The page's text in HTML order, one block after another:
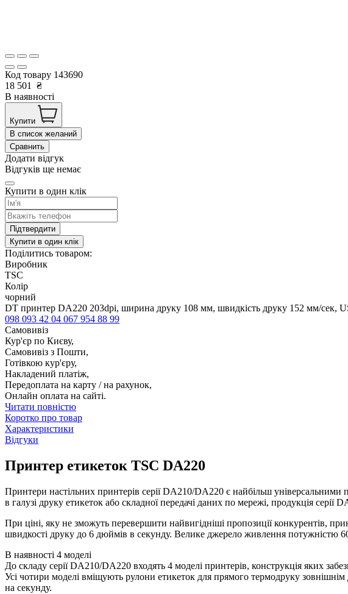
Код товару 143690
18 501
₴
В наявності
Купити
В список желаний
Сравнить
Додати відгук
Відгуків ще немає
Купити в один клік
Підтвердити
Купити в один клік
Поділитись товаром:
Виробник
TSC
Колір
чорний
DT принтер DA220 203dpi, ширина друку 108 мм, швидкість друку 152 мм/сек,
098 093 42 04 067 954 88 99
Самовивіз
Кур'єр по Києву,
Самовивіз з Пошти,
Готівкою кур'єру,
Накладений платіж,
Передоплата на карту / на рахунок,
Онлайн оплата на сайті.
Читати повністю
Коротко про товар
Характеристики
Відгуки
Принтер етикеток TSC DA220
Принтери настільних принтерів серії DA210/DA220 є найбільш
в галузі друку етикеток або складної передачі даних по мережі, продукція
При ціні, яку не зможуть перевершити найвигідніші пропозиції конкурентів,
швидкості друку до 6 дюймів в секунду. Велике джерело живлення потужністю
В наявності 4 моделі
До складу серії DA210/DA220 входять 4 моделі принтерів, конструкція яких
Усі чотири моделі вміщують рулони етикеток для прямого термодруку
на секунду.